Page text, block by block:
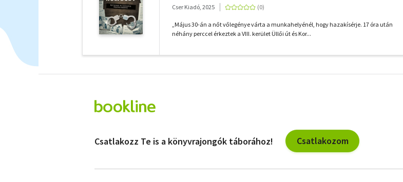
Cser Kiadó, 2025
„Május 30-án a nőt vőlegénye várta a munkahelyénél, hogy hazakísérje. 17 óra után
néhány perccel érkeztek a VIII. kerület Üllői út és Kor...
szűrők
Csatlakozz Te is a könyvrajongók táborához! Csatlakozom